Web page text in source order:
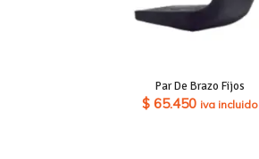
Par De Brazo Fijos
$65.450 iva incluido